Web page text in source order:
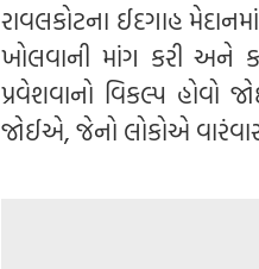
રાવલકોટના ઈદગાહ
ખોલવાની માંગ કરી અને
પ્રવેશવાનો વિકલ્પ
જોઈએ, જેનો લોકોએ